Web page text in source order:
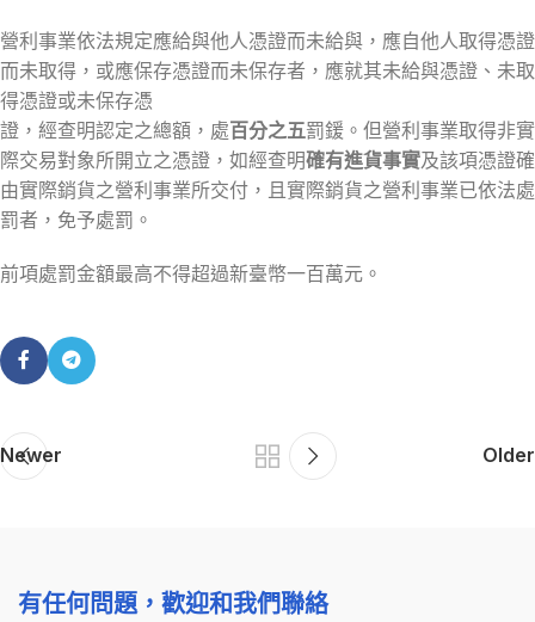
營利事業依法規定應給與他人憑證而未給與，應自他人取得憑證
而未取得，或應保存憑證而未保存者，應就其未給與憑證、未取
得憑證或未保存憑
證，經查明認定之總額，處百分之五罰鍰。但營利事業取得非實
際交易對象所開立之憑證，如經查明確有進貨事實及該項憑證確
由實際銷貨之營利事業所交付，且實際銷貨之營利事業已依法處
罰者，免予處罰。
前項處罰金額最高不得超過新臺幣一百萬元。
Newer Older
有任何問題，歡迎和我們聯絡